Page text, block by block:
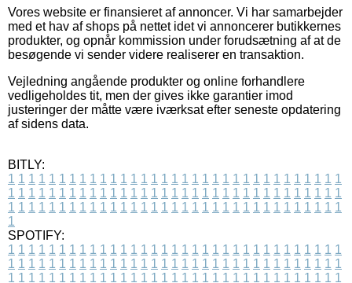
Vores website er finansieret af annoncer. Vi har samarbejder
med et hav af shops på nettet idet vi annoncerer butikkernes
produkter, og opnår kommission under forudsætning af at de
besøgende vi sender videre realiserer en transaktion.
Vejledning angående produkter og online forhandlere
vedligeholdes tit, men der gives ikke garantier imod
justeringer der måtte være iværksat efter seneste opdatering
af sidens data.
BITLY:
1 1 1 1 1 1 1 1 1 1 1 1 1 1 1 1 1 1 1 1 1 1 1 1 1 1 1 1 1 1 1 1 1
1 1 1 1 1 1 1 1 1 1 1 1 1 1 1 1 1 1 1 1 1 1 1 1 1 1 1 1 1 1 1 1 1
1 1 1 1 1 1 1 1 1 1 1 1 1 1 1 1 1 1 1 1 1 1 1 1 1 1 1 1 1 1 1 1 1
1
SPOTIFY:
1 1 1 1 1 1 1 1 1 1 1 1 1 1 1 1 1 1 1 1 1 1 1 1 1 1 1 1 1 1 1 1 1
1 1 1 1 1 1 1 1 1 1 1 1 1 1 1 1 1 1 1 1 1 1 1 1 1 1 1 1 1 1 1 1 1
1 1 1 1 1 1 1 1 1 1 1 1 1 1 1 1 1 1 1 1 1 1 1 1 1 1 1 1 1 1 1 1 1